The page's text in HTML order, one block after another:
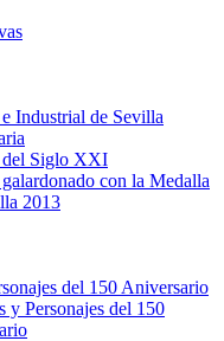
Industrial de Sevilla
Siglo XXI
con la Medalla
2013
del 150 Aniversario
y Personajes del 150